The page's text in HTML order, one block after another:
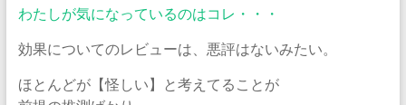
わたしが気になっているのはコレ・・・
効果についてのレビューは、悪評はないみたい。
ほとんどが【怪しい】と考えてることが